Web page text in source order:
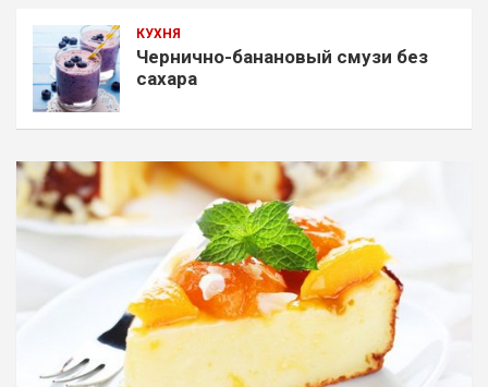
КУХНЯ
Чернично-банановый смузи без
сахара